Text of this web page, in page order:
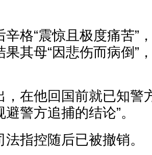
辛格“震惊且极度痛苦”
果其母“因悲伤而病倒”
，在他回国前就已知警
警方追捕的结论”。
指控随后已被撤销。